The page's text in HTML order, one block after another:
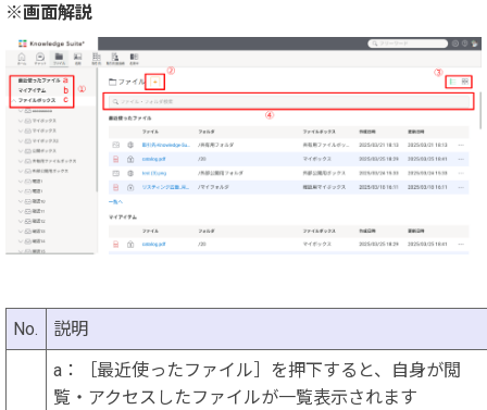
※画面解説
No. 説明
a：［最近使ったファイル］を押下すると、自身が閲
覧・アクセスしたファイルが一覧表示されます